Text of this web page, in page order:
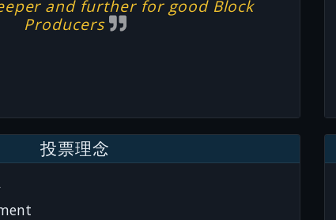
and further for good Block
Producers
投票理念